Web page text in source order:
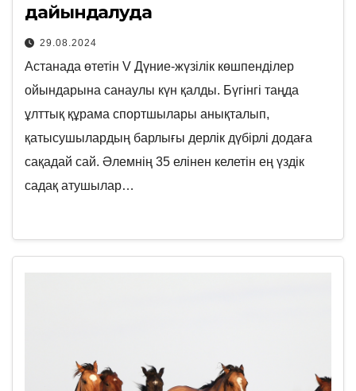
дайындалуда
29.08.2024
Астанада өтетін V Дүние-жүзілік көшпенділер
ойындарына санаулы күн қалды. Бүгінгі таңда
ұлттық құрама спортшылары анықталып,
қатысушылардың барлығы дерлік дүбірлі додаға
сақадай сай. Әлемнің 35 елінен келетін ең үздік
садақ атушылар…